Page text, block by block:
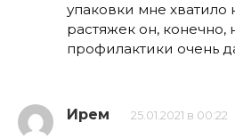
упаковки мне хватило
растяжек он, конечно,
профилактики очень
Ирем 25.01.2021 в 00:22